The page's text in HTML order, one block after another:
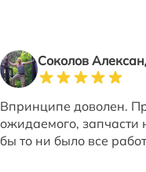
Соколов
Впринципе доволен.
ожидаемого, запчасти
бы то ни было все